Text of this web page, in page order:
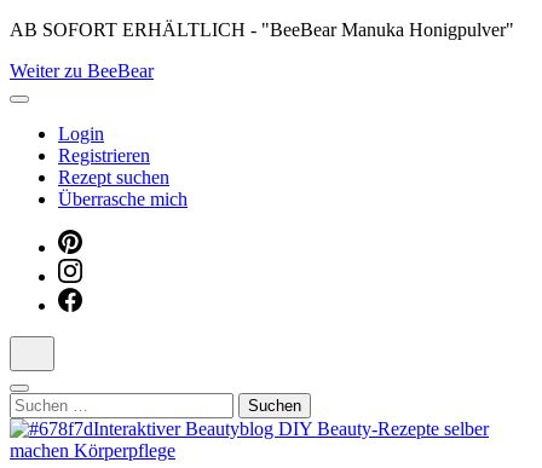
Skip
content
(Press
AB SOFORT ERHÄLTLICH - "BeeBear Manuka Honigpulver"
Weiter zu BeeBear
Login
Registrieren
Rezept suchen
Überrasche mich
Suchen
nach: